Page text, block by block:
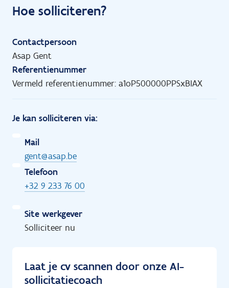
Hoe solliciteren?
Contactpersoon
Asap Gent
Referentienummer
Vermeld referentienummer: a1oP500000PPSxBIAX
Je kan solliciteren via:
Mail
gent@asap.be
Telefoon
+32 9 233 76 00
Site werkgever
Solliciteer nu
Laat je cv scannen door onze AI-
sollicitatiecoach